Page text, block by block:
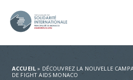
ACCUEIL » DÉCOUVREZ LA NOUVELLE
DE FIGHT AIDS MONACO